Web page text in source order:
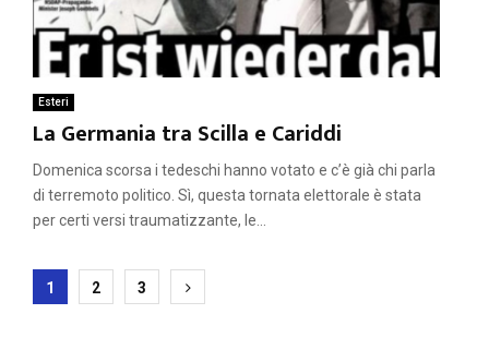
Esteri
La Germania tra Scilla e Cariddi
Domenica scorsa i tedeschi hanno votato e c’è già chi parla
di terremoto politico. Sì, questa tornata elettorale è stata
per certi versi traumatizzante, le...
Paginazione
1 2 3